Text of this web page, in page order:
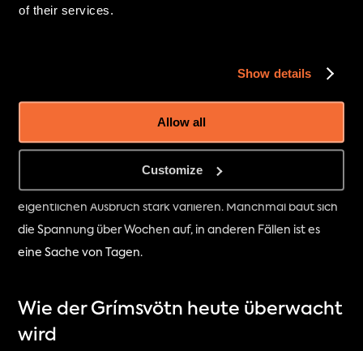
of their services.
Show details
Allow all
Customize
oder Asche zu sehen sind.
kommt, desto mehr vulkanische Gase setzt es frei –
insbesondere Schwefeldioxid. Wissenschaftler überwachen
diese Gase sowohl vom Boden aus als auch per Satellit.
eigentlichen Ausbruch stark variieren. Manchmal baut sich
die Spannung über Wochen auf, in anderen Fällen ist es
eine Sache von Tagen.
Wie der Grímsvötn heute überwacht
wird